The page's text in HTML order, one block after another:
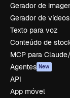
Gerador de
Gerador de vídeos
Texto para voz
Conteúdo de
MCP para
Agentes New
API
App móvel